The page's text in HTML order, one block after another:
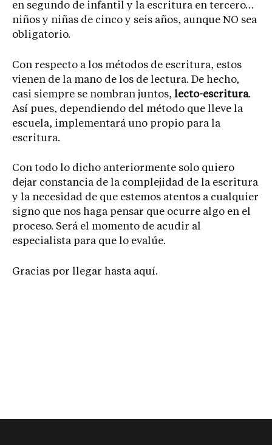
en segundo de infantil y la escritura en tercero…
niños y niñas de cinco y seis años, aunque NO sea
obligatorio.
Con respecto a los métodos de escritura, estos
vienen de la mano de los de lectura. De hecho,
casi siempre se nombran juntos, lecto-escritura.
Así pues, dependiendo del método que lleve la
escuela, implementará uno propio para la
escritura.
Con todo lo dicho anteriormente solo quiero
dejar constancia de la complejidad de la escritura
y la necesidad de que estemos atentos a cualquier
signo que nos haga pensar que ocurre algo en el
proceso. Será el momento de acudir al
especialista para que lo evalúe.
Gracias por llegar hasta aquí.